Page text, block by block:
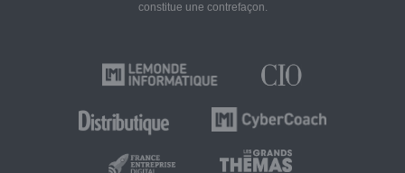
constitue une contrefaçon.